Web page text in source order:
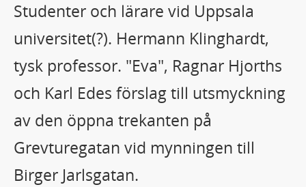
Studenter och lärare vid Uppsala
universitet(?). Hermann Klinghardt,
tysk professor. "Eva", Ragnar Hjorths
och Karl Edes förslag till utsmyckning
av den öppna trekanten på
Grevturegatan vid mynningen till
Birger Jarlsgatan.
Acc2003/11 - Hjalmar Hjorths efterlämnade papper
1 - Brev.